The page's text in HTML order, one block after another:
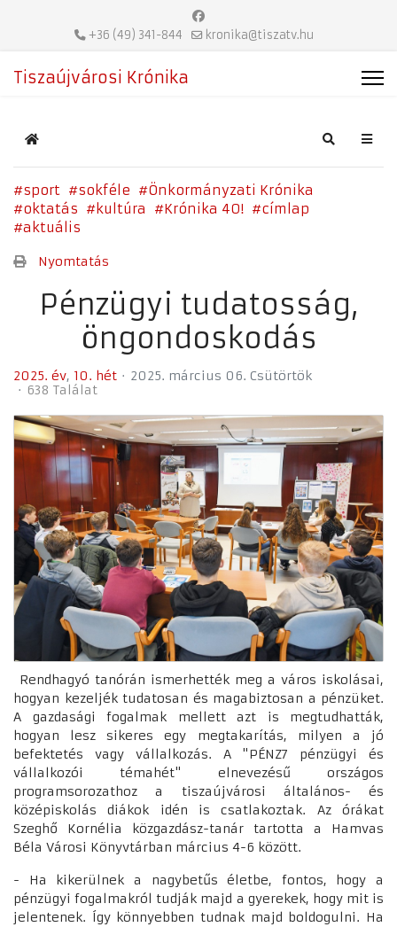
+36 (49) 341-844 kronika@tiszatv.hu
Tiszaújvárosi Krónika
Home Search
sport sokféle
Önkormányzati Krónika
oktatás
kultúra Krónika 40!
címlap
aktuális
Nyomtatás
Pénzügyi tudatosság,
öngondoskodás
2025. év 10. hét
2025. március 06. Csütörtök
638 Találat
Rendhagyó tanórán ismerhették meg a város iskolásai,
hogyan kezeljék tudatosan és magabiztosan a pénzüket.
A gazdasági fogalmak mellett azt is megtudhatták,
hogyan lesz sikeres egy megtakarítás, milyen a jó
befektetés vagy vállalkozás. A "PÉNZ7 pénzügyi és
vállalkozói témahét" elnevezésű országos
programsorozathoz a tiszaújvárosi általános- és
középiskolás diákok idén is csatlakoztak. Az órákat
Szeghő Kornélia közgazdász-tanár tartotta a Hamvas
Béla Városi Könyvtárban március 4-6 között.
- Ha kikerülnek a nagybetűs életbe, fontos, hogy a
pénzügyi fogalmakról tudják majd a gyerekek, hogy mit is
jelentenek. Így könnyebben tudnak majd boldogulni. Ha